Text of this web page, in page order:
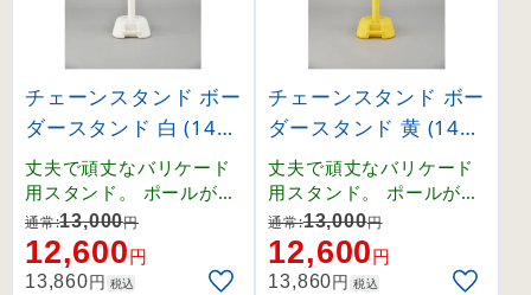
チェーンスタンド ボー
ダースタンド 白 (1420
01)
丈夫で頑丈なバリケード
用スタンド。 ポールがね
じ式で取り外しやすく、
収納や移動も簡単です。
通常:13,000円
12,600円
13,860円 税込
チェーンスタンド ボー
ダースタンド 黄 (1420
02)
丈夫で頑丈なバリケード
用スタンド。 ポールがね
じ式で取り外しやすく、
収納や移動も簡単です。
通常:13,000円
12,600円
13,860円 税込